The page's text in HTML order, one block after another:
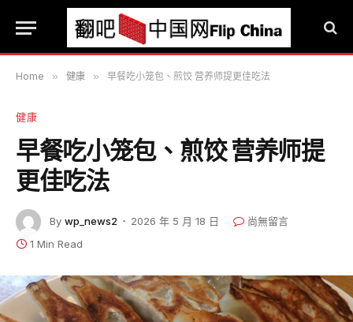
Home » 健康 » 早餐吃小笼包、煎饺 营养师提更佳吃法
健康
早餐吃小笼包、煎饺 营养师提
更佳吃法
By wp_news2 2026 年 5 月 18 日
尚無留言
1 Min Read